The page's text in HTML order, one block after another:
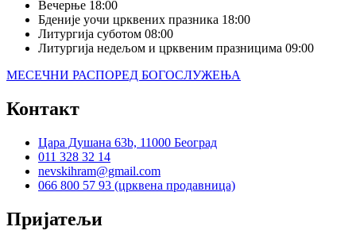
Вечерње 18:00
Бденије уочи црквених празника 18:00
Литургија суботом 08:00
Литургија недељом и црквеним празницима 09:00
МЕСЕЧНИ РАСПОРЕД БОГОСЛУЖЕЊА
Контакт
Цара Душана 63b, 11000 Београд
011 328 32 14
nevskihram@gmail.com
066 800 57 93 (црквена продавница)
Пријатељи